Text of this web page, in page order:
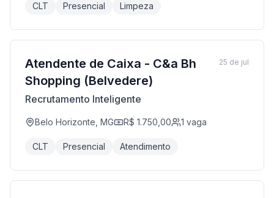
CLT Presencial Limpeza
Atendente de Caixa - C&a Bh
Shopping (Belvedere)
Recrutamento Inteligente
Belo Horizonte, MG R$ 1.750,00 1 vaga
CLT Presencial Atendimento
25 de jul